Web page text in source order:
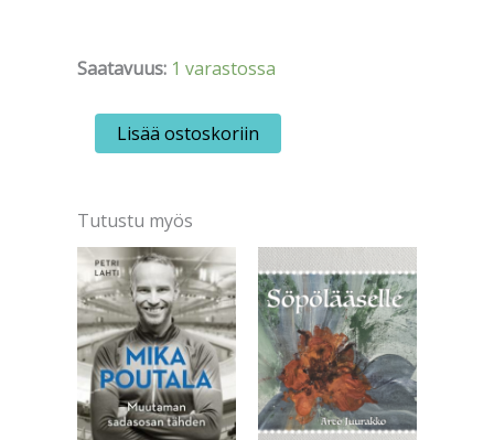
Saatavuus: 1 varastossa
C.S.Lewis:
Narnia
määrä
Lisää ostoskoriin
Tutustu myös